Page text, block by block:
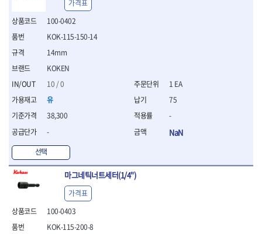
- 임팩별비트소켓
- 임팩XZN비트소켓
- 일자비트소켓
- XZN비트
- 임팩XZN비트
- 사각비트
- 토크드라이버
- 포지비트소켓
- 뻰치
- 편구스패너
- 플라이어
- 롱노우즈
- 스냅링플라이어
- 그룹조인트플라이어
100-0402
KOKEN
10 / 0
유
38,300
-
선택
KOK-115-150-14
14mm
가격표
1 EA
75
-
NaN
마그네틱너트세터(1/4")
100-0403
KOK-115-200-8
가격표